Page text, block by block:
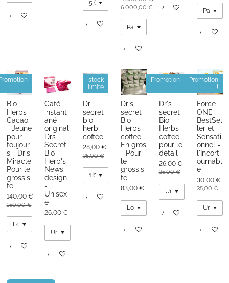
Ajouter au panier
Ajouter au panier
6 000,00 €
Ajouter au panier
Ajouter au panier
Ajouter
!
Bio
Herbs
Cacao
- Jeune
pour
toujour
s - Dr's
Miracle
Pour le
grossis
te
140,00 €
150,00 €
Ajouter au panier
Café
instant
ané
original
Drs
Secret
Bio
Herb's
News
design
-
Unisex
e
26,00 €
Ajouter au panier
stock
limité
Dr
secret
bio
herb
coffee
28,00 €
35,00 €
Ajouter au panier
Dr's
secret
Bio
Herbs
coffee
En gros
- Pour
le
grossis
te
83,00 €
Ajouter au panier
Promotion
!
Dr's
secret
Bio
Herbs
coffee
pour le
détail
26,00 €
35,00 €
Ajouter au panier
Promotion
!
Force
ONE -
BestSel
ler et
Sensati
onnel -
l'Incort
ournabl
e
30,00 €
35,00 €
Ajouter